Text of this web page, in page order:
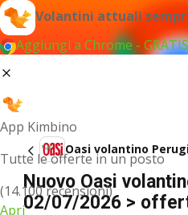
Volantini attuali
Aggiungi a Chrome - GRATIS
App Kimbino
Tutte le offerte in un posto
(14.100 recensioni)
Apri
Oasi volantino
Nuovo Oasi
02/07/2026 >